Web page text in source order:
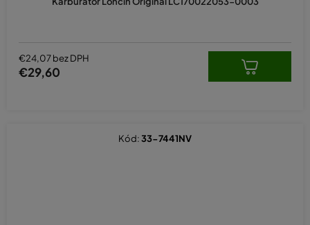
€24,07 bez DPH
€29,60
Kód:33-7441NV